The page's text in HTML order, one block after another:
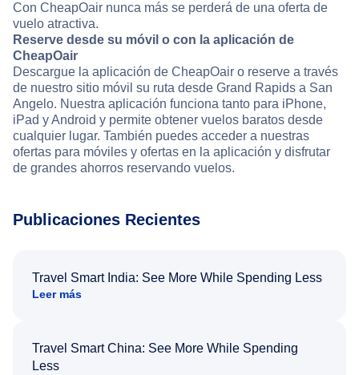
Con CheapOair nunca más se perderá de una oferta de
vuelo atractiva.
Reserve desde su móvil o con la aplicación de
CheapOair
Descargue la aplicación de CheapOair o reserve a través
de nuestro sitio móvil su ruta desde Grand Rapids a San
Angelo. Nuestra aplicación funciona tanto para iPhone,
iPad y Android y permite obtener vuelos baratos desde
cualquier lugar. También puedes acceder a nuestras
ofertas para móviles y ofertas en la aplicación y disfrutar
de grandes ahorros reservando vuelos.
Publicaciones Recientes
Travel Smart India: See More While Spending Less
Leer más
Travel Smart China: See More While Spending
Less